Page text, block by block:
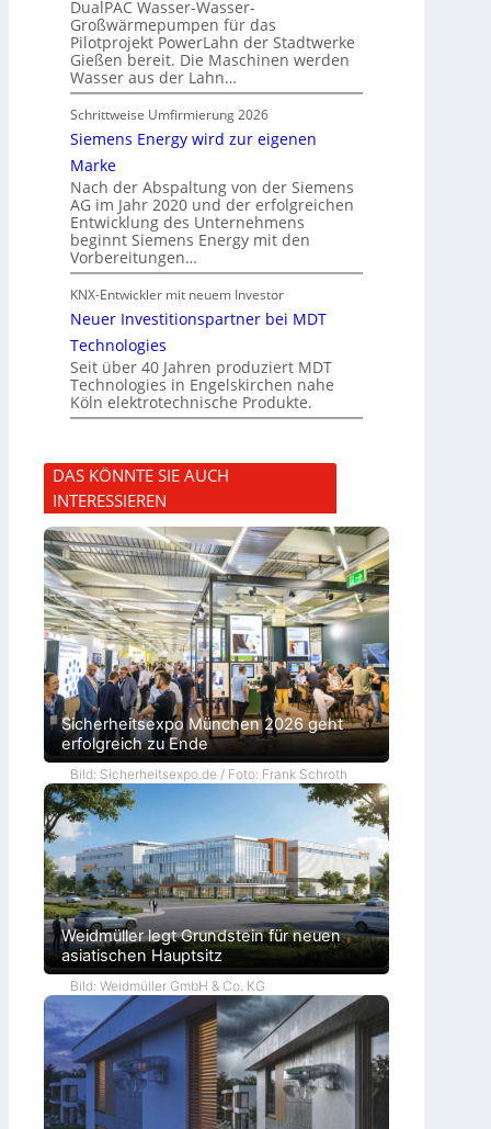
DualPAC Wasser-Wasser-
Großwärmepumpen für das
Pilotprojekt PowerLahn der Stadtwerke
Gießen bereit. Die Maschinen werden
Wasser aus der Lahn…
Schrittweise Umfirmierung 2026
Siemens Energy wird zur eigenen
Marke
Nach der Abspaltung von der Siemens
AG im Jahr 2020 und der erfolgreichen
Entwicklung des Unternehmens
beginnt Siemens Energy mit den
Vorbereitungen…
KNX-Entwickler mit neuem Investor
Neuer Investitionspartner bei MDT
Technologies
Seit über 40 Jahren produziert MDT
Technologies in Engelskirchen nahe
Köln elektrotechnische Produkte.
DAS KÖNNTE SIE AUCH
INTERESSIEREN
Sicherheitsexpo München 2026 geht
erfolgreich zu Ende
Bild: Sicherheitsexpo.de / Foto: Frank Schroth
Weidmüller legt Grundstein für neuen
asiatischen Hauptsitz
Bild: Weidmüller GmbH & Co. KG